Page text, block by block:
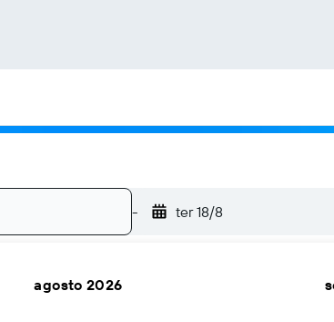
- ter 18/8
agosto 2026